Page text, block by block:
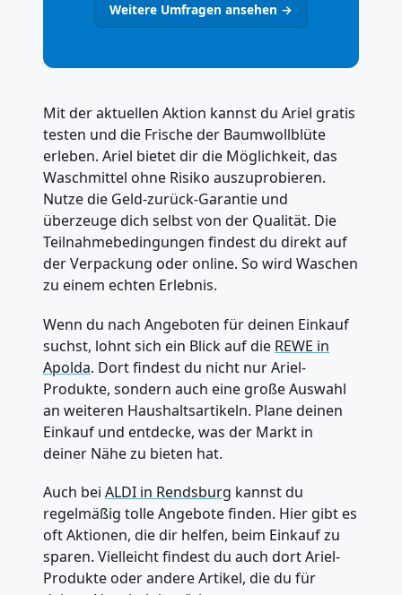
Weitere Umfragen ansehen →
Mit der aktuellen Aktion kannst du Ariel gratis
testen und die Frische der Baumwollblüte
erleben. Ariel bietet dir die Möglichkeit, das
Waschmittel ohne Risiko auszuprobieren.
Nutze die Geld-zurück-Garantie und
überzeuge dich selbst von der Qualität. Die
Teilnahmebedingungen findest du direkt auf
der Verpackung oder online. So wird Waschen
zu einem echten Erlebnis.
Wenn du nach Angeboten für deinen Einkauf
suchst, lohnt sich ein Blick auf die REWE in
Apolda. Dort findest du nicht nur Ariel-
Produkte, sondern auch eine große Auswahl
an weiteren Haushaltsartikeln. Plane deinen
Einkauf und entdecke, was der Markt in
deiner Nähe zu bieten hat.
Auch bei ALDI in Rendsburg kannst du
regelmäßig tolle Angebote finden. Hier gibt es
oft Aktionen, die dir helfen, beim Einkauf zu
sparen. Vielleicht findest du auch dort Ariel-
Produkte oder andere Artikel, die du für